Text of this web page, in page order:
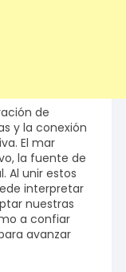
de
y la conexión
El mar
la fuente de
Al unir estos
interpretar
nuestras
a confiar
avanzar